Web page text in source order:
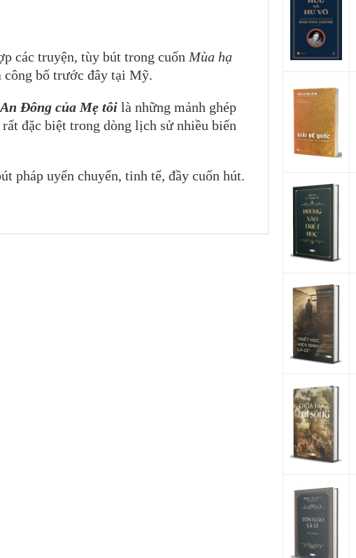
các truyện, tùy bút trong cuốn Mùa hạ
công bố trước đây tại Mỹ.
Đông của Mẹ tôi là những mảnh ghép
đặc biệt trong dòng lịch sử nhiều biến
pháp uyển chuyển, tinh tế, đầy cuốn hút.